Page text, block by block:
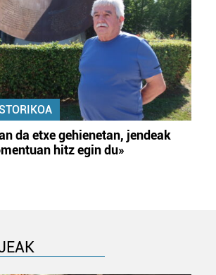
da etxe gehienetan, jendeak
hitz egin du»